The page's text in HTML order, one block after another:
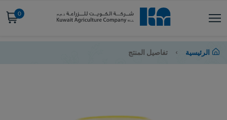
0
الرئيسية تفاصيل المنتج